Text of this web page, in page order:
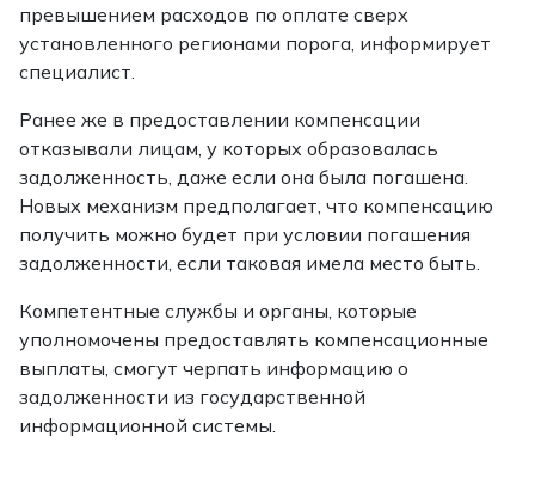
превышением расходов по оплате сверх
установленного регионами порога, информирует
специалист.
Ранее же в предоставлении компенсации
отказывали лицам, у которых образовалась
задолженность, даже если она была погашена.
Новых механизм предполагает, что компенсацию
получить можно будет при условии погашения
задолженности, если таковая имела место быть.
Компетентные службы и органы, которые
уполномочены предоставлять компенсационные
выплаты, смогут черпать информацию о
задолженности из государственной
информационной системы.